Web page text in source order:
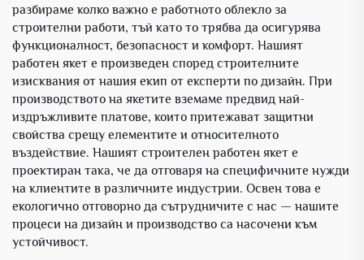
разбираме колко важно е работното облекло за
строителни работи, тъй като то трябва да осигурява
функционалност, безопасност и комфорт. Нашият
работен якет е произведен според строителните
изисквания от нашия екип от експерти по дизайн. При
производството на якетите вземаме предвид най-
издръжливите платове, които притежават защитни
свойства срещу елементите и относителното
въздействие. Нашият строителен работен якет е
проектиран така, че да отговаря на специфичните нужди
на клиентите в различните индустрии. Освен това е
екологично отговорно да сътрудничите с нас — нашите
процеси на дизайн и производство са насочени към
устойчивост.